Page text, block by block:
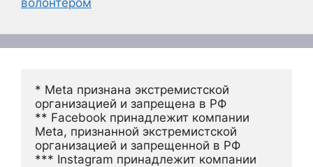
волонтером
* Meta признана экстремистской
организацией и запрещена в РФ
** Facebook принадлежит компании
Meta, признанной экстремистской
организацией и запрещенной в РФ
*** Instagram принадлежит компании